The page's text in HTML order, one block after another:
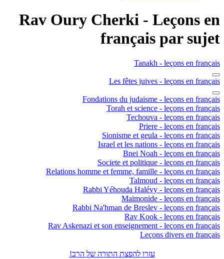
Rav Oury Cherki - Leçons en
français par sujet
Tanakh - leçons en français
Les fêtes juives - leçons en français
Fondations du judaisme - leçons en français
Torah et science - leçons en français
Techouva - leçons en français
Priere - leçons en français
Sionisme et geula - leçons en français
Israel et les nations - leçons en français
Bnei Noah - leçons en français
Societe et politique - leçons en français
Relations homme et femme, famille - leçons en français
Talmoud - leçons en français
Rabbi Yéhouda Halévy - leçons en français
Maimonide - leçons en français
Rabbi Na'hman de Breslev - leçons en français
Rav Kook - leçons en français
Rav Askenazi et son enseignement - leçons en français
Leçons divers en français
עזרו להפצת התורה של הרב!